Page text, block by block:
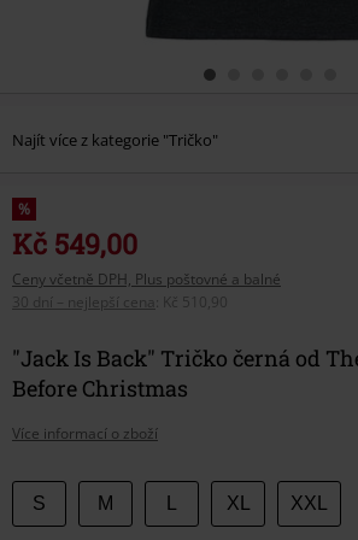
Najít více z kategorie "Tričko"
%
Kč 549,00
Ceny včetně DPH, Plus poštovné a balné
30 dní – nejlepší cena
Kč 510,90
"Jack Is Back" Tričko černá od
Before Christmas
Více informací o zboží
Vyberte
si
S M XL XXL